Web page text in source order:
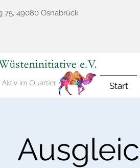
75, 49080 Osnabrück
Start